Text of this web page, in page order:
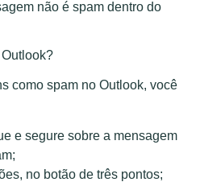
não é spam dentro do
como spam no Outlook, você
e segure sobre a mensagem
no botão de três pontos;